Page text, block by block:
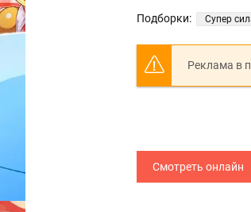
Подборки: Супер
Реклама в
Смотреть онлайн